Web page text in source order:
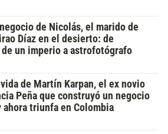
de Nicolás, el marido de
Díaz en el desierto: de
de un imperio a astrofotógrafo
de Martín Karpan, el ex novio
Peña que construyó un negocio
ahora triunfa en Colombia